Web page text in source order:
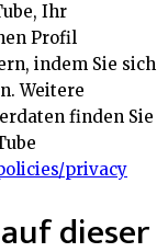
Ihr
Profil
indem Sie sich
Weitere
finden Sie
privacy
dieser